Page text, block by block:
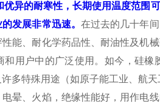
异的耐寒性，长期使用温度范围
发展非常迅速。 在过去的几十年
能、耐化学药品性、耐油性及机
用户中的广泛使用。如今，硅
多特殊用途（如原子能工业、航
晕、火焰，绝缘性能好，用作电